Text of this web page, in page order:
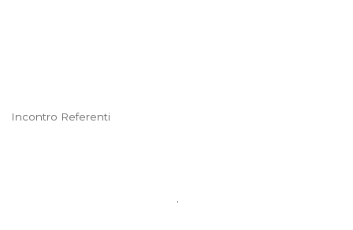
Incontro Referenti